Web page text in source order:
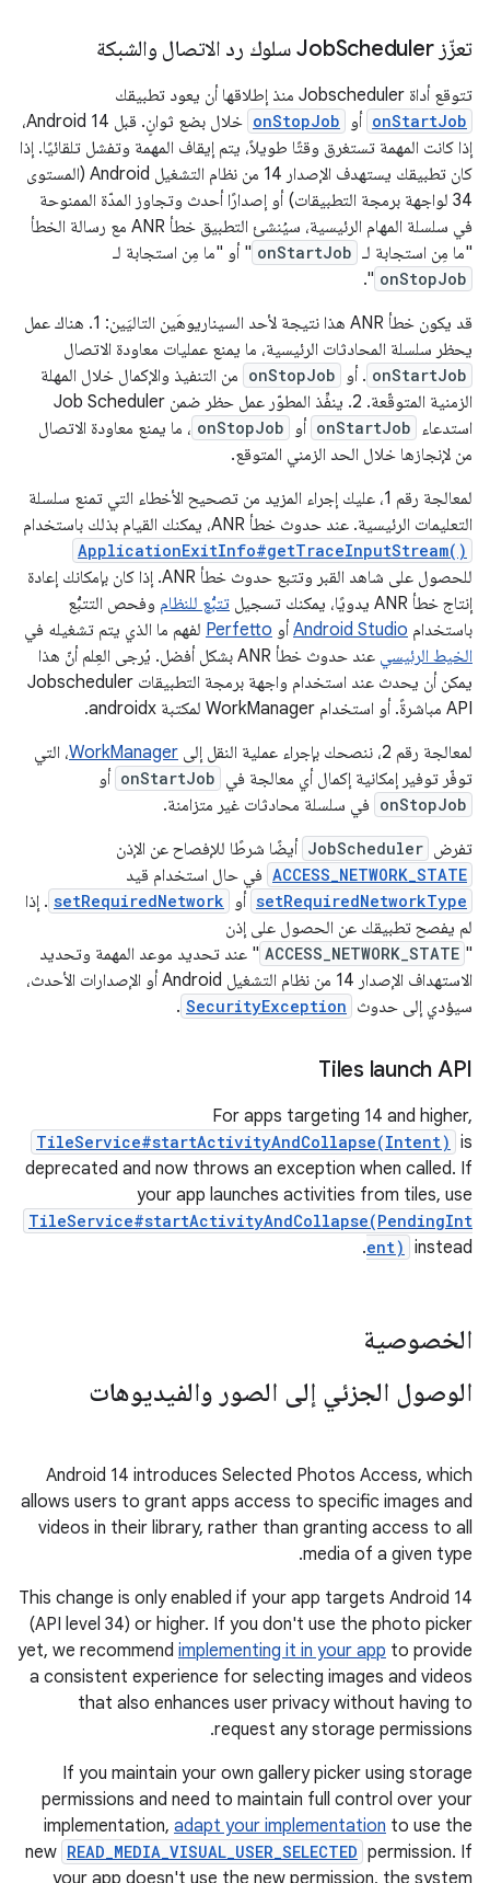
تعزّز JobScheduler سلوك رد الاتصال والشبكة
تتوقع أداة Jobscheduler منذ إطلاقها أن يعود تطبيقك
onStartJob أو onStopJob
خلال بضع ثوانٍ. قبل Android 14،
إذا كانت المهمة تستغرق وقتًا طويلاً، يتم إيقاف المهمة وتفشل تلقائيًا. إذا
كان تطبيقك يستهدف الإصدار 14 من نظام التشغيل Android (المستوى
34 لواجهة برمجة التطبيقات) أو إصدارًا أحدث وتجاوز المدّة الممنوحة
في سلسلة المهام الرئيسية، سيُنشئ التطبيق خطأ ANR مع رسالة الخطأ
"ما مِن استجابة لـ onStartJob " أو "ما مِن استجابة لـ
onStopJob
".
قد يكون خطأ ANR هذا نتيجة لأحد السيناريوهَين التاليَين: 1. هناك عمل
يحظر سلسلة المحادثات الرئيسية، ما يمنع عمليات معاودة الاتصال
onStartJob . أو onStopJob من التنفيذ والإكمال خلال المهلة
الزمنية المتوقّعة. 2. ينفِّذ المطوّر عمل حظر ضمن Job Scheduler
استدعاء onStartJob أو onStopJob ، ما يمنع معاودة الاتصال
من لإنجازها خلال الحد الزمني المتوقع.
لمعالجة رقم 1، عليك إجراء المزيد من تصحيح الأخطاء التي تمنع سلسلة
التعليمات الرئيسية. عند حدوث خطأ ANR، يمكنك القيام بذلك باستخدام
ApplicationExitInfo#getTraceInputStream()
للحصول على شاهد القبر وتتبع حدوث خطأ ANR. إذا كان بإمكانك إعادة
إنتاج خطأ ANR يدويًا، يمكنك تسجيل
تتبُّع للنظام وفحص التتبُّع
باستخدام Android Studio أو Perfetto لفهم ما الذي يتم تشغيله في
الخيط الرئيسي
عند حدوث خطأ ANR بشكل أفضل. يُرجى العِلم أنّ هذا
يمكن أن يحدث عند استخدام واجهة برمجة التطبيقات Jobscheduler
API مباشرةً. أو استخدام WorkManager لمكتبة androidx.
لمعالجة رقم 2، ننصحك بإجراء عملية النقل إلى
WorkManager، التي
توفّر توفير إمكانية إكمال أي معالجة في onStartJob أو
onStopJob في سلسلة محادثات غير متزامنة.
تفرض JobScheduler أيضًا شرطًا للإفصاح عن الإذن
ACCESS_NETWORK_STATE في حال استخدام قيد
setRequiredNetworkType أو setRequiredNetwork . إذا
لم يفصح تطبيقك عن الحصول على إذن
"
ACCESS_NETWORK_STATE " عند تحديد موعد المهمة وتحديد
الاستهداف الإصدار 14 من نظام التشغيل Android أو الإصدارات الأحدث،
سيؤدي إلى حدوث SecurityException
.
Tiles launch API
For apps targeting 14 and higher,
TileService#startActivityAndCollapse(Intent) is
deprecated and now throws an exception when called. If
your app launches activities from tiles, use
TileService#startActivityAndCollapse(PendingInt
ent) instead.
الخصوصية
الوصول الجزئي إلى الصور والفيديوهات
Android 14 introduces Selected Photos Access, which
allows users to grant apps access to specific images and
videos in their library, rather than granting access to all
media of a given type.
This change is only enabled if your app targets Android 14
(API level 34) or higher. If you don't use the photo picker
yet, we recommend implementing it in your app to provide
a consistent experience for selecting images and videos
that also enhances user privacy without having to
request any storage permissions.
If you maintain your own gallery picker using storage
permissions and need to maintain full control over your
implementation, adapt your implementation to use the
new READ_MEDIA_VISUAL_USER_SELECTED permission. If
your app doesn't use the new permission, the system